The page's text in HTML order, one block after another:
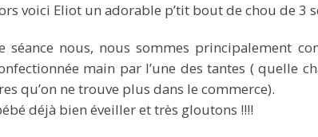
voici Eliot un adorable p’tit bout de chou de 3
séance nous, nous sommes principalement
main par l’une des tantes ( quelle
qu’on ne trouve plus dans le commerce).
déjà bien éveiller et très gloutons !!!!